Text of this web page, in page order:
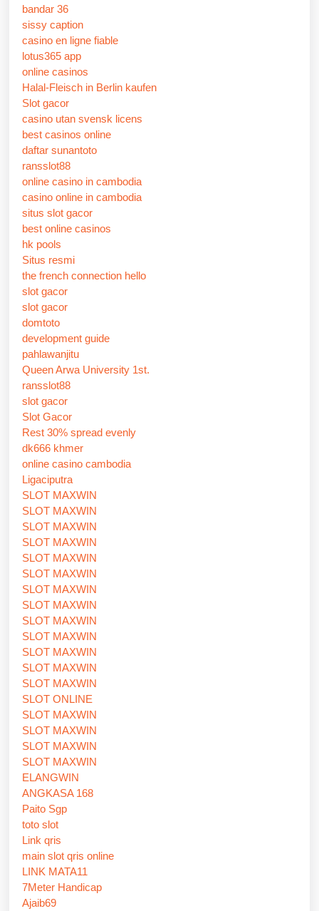
bandar 36
sissy caption
casino en ligne fiable
lotus365 app
online casinos
Halal-Fleisch in Berlin kaufen
Slot gacor
casino utan svensk licens
best casinos online
daftar sunantoto
ransslot88
online casino in cambodia
casino online in cambodia
situs slot gacor
best online casinos
hk pools
Situs resmi
the french connection hello
slot gacor
slot gacor
domtoto
development guide
pahlawanjitu
Queen Arwa University 1st.
ransslot88
slot gacor
Slot Gacor
Rest 30% spread evenly
dk666 khmer
online casino cambodia
Ligaciputra
SLOT MAXWIN
SLOT MAXWIN
SLOT MAXWIN
SLOT MAXWIN
SLOT MAXWIN
SLOT MAXWIN
SLOT MAXWIN
SLOT MAXWIN
SLOT MAXWIN
SLOT MAXWIN
SLOT MAXWIN
SLOT MAXWIN
SLOT MAXWIN
SLOT ONLINE
SLOT MAXWIN
SLOT MAXWIN
SLOT MAXWIN
SLOT MAXWIN
ELANGWIN
ANGKASA 168
Paito Sgp
toto slot
Link qris
main slot qris online
LINK MATA11
7Meter Handicap
Ajaib69